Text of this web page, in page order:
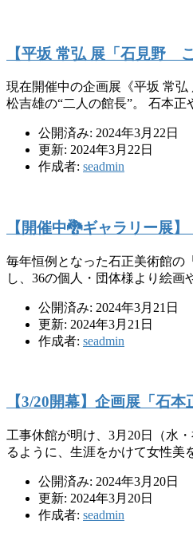
【平坂 常弘 展「石見野
現在開催中の企画展《平坂 常
松吉雄の“二人の館長”。 石本
公開済み: 2024年3月22日
更新: 2024年3月22日
作成者: seadmin
【開催中🐉ギャラリー展
毎年恒例となった石正美術館の
し、36の個人・団体様より絵
公開済み: 2024年3月21日
更新: 2024年3月21日
作成者: seadmin
【3/20開幕】企画展「石
工事休館が明け、3月20日（水
るように、生涯をかけて女性
公開済み: 2024年3月20日
更新: 2024年3月20日
作成者: seadmin